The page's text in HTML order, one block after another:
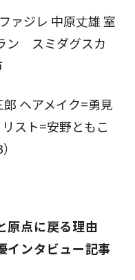
ァジレ 中原丈雄 室
ン スミダグスカ
ヘアメイク=勇見
スト=安野ともこ
原点に戻る理由
インタビュー記事